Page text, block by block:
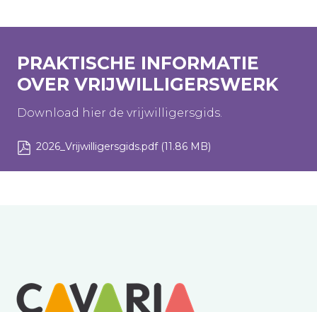
PRAKTISCHE INFORMATIE
OVER VRIJWILLIGERSWERK
Download hier de vrijwilligersgids.
2026_Vrijwilligersgids.pdf(11.86 MB)